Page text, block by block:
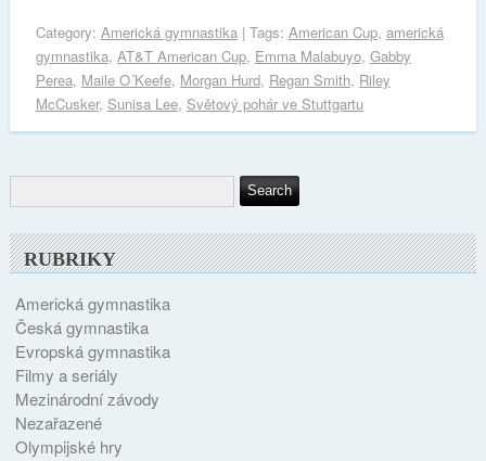
Category: Americká gymnastika| Tags: American Cup, americká
gymnastika, AT&T American Cup, Emma Malabuyo, Gabby
Perea, Maile O´Keefe, Morgan Hurd, Regan Smith, Riley
McCusker, Sunisa Lee, Světový pohár ve Stuttgartu
RUBRIKY
Americká gymnastika
Česká gymnastika
Evropská gymnastika
Filmy a seriály
Mezinárodní závody
Nezařazené
Olympijské hry